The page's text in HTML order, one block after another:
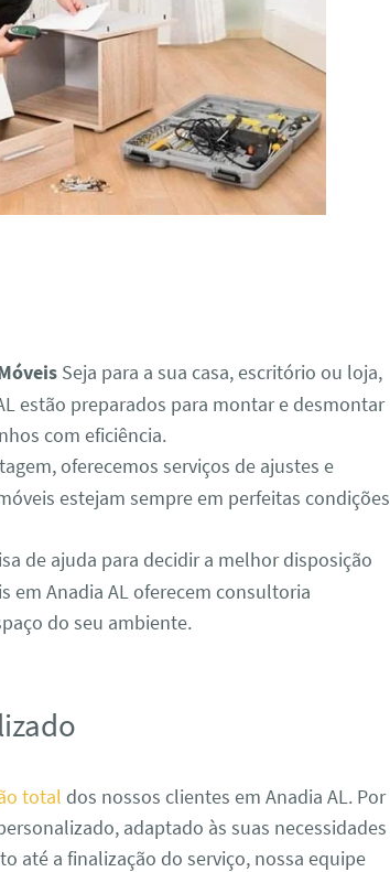
Seja para a sua casa, escritório ou loja,
estão preparados para montar e desmontar
com eficiência.
oferecemos serviços de ajustes e
estejam sempre em perfeitas condições
de ajuda para decidir a melhor disposição
em Anadia AL oferecem consultoria
do seu ambiente.
total dos nossos clientes em Anadia AL. Por
adaptado às suas necessidades
até a finalização do serviço, nossa equipe